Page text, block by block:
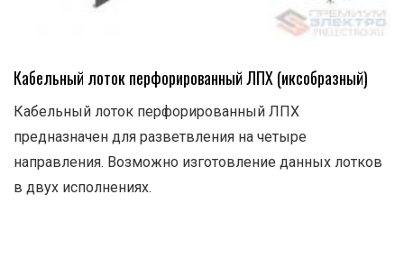
Кабельный лоток перфорированный ЛПХ (иксобразный)
Кабельный лоток перфорированный ЛПХ
предназначен для разветвления на четыре
направления. Возможно изготовление данных лотков
в двух исполнениях.